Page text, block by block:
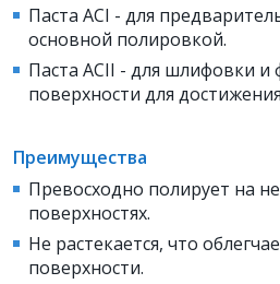
Паста ACI - для
основной полировкой.
Паста ACII - для шлифовки
поверхности для
Преимущества
Превосходно полирует на
поверхностях.
Не растекается, что
поверхности.